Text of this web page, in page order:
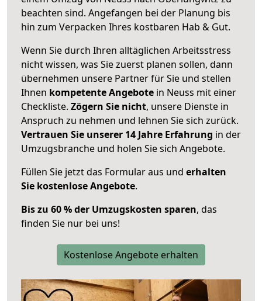
beachten sind. Angefangen bei der Planung bis
hin zum Verpacken Ihres kostbaren Hab & Gut.
Wenn Sie durch Ihren alltäglichen Arbeitsstress
nicht wissen, was Sie zuerst planen sollen, dann
übernehmen unsere Partner für Sie und stellen
Ihnen kompetente Angebote in Neuss mit einer
Checkliste. Zögern Sie nicht, unsere Dienste in
Anspruch zu nehmen und lehnen Sie sich zurück.
Vertrauen Sie unserer 14 Jahre Erfahrung in der
Umzugsbranche und holen Sie sich Angebote.
Füllen Sie jetzt das Formular aus und erhalten
Sie kostenlose Angebote.
Bis zu 60 % der Umzugskosten sparen, das
finden Sie nur bei uns!
Kostenlose Angebote erhalten